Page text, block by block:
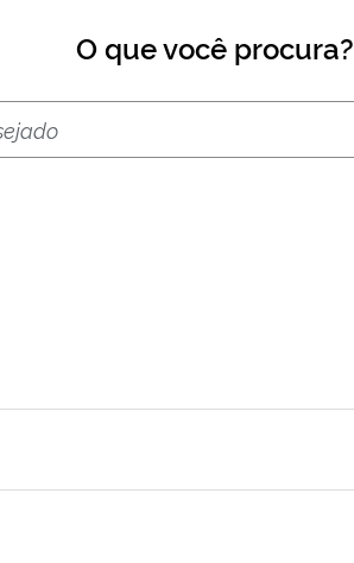
O que você procura?